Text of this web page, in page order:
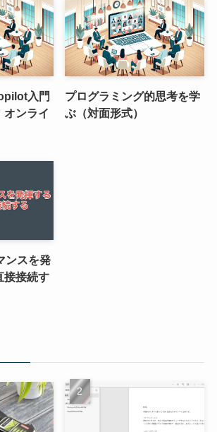
入門
オンライ
プログラミング的思考を学
ぶ（対面形式）
ンスを発
接接続す